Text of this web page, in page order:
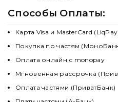
Способы Оплаты:
Карта Visa и MasterCard
Покупка по частям
Оплата онлайн с monopay
Мгновенная рассрочка
Оплата частями (ПриватБанк)